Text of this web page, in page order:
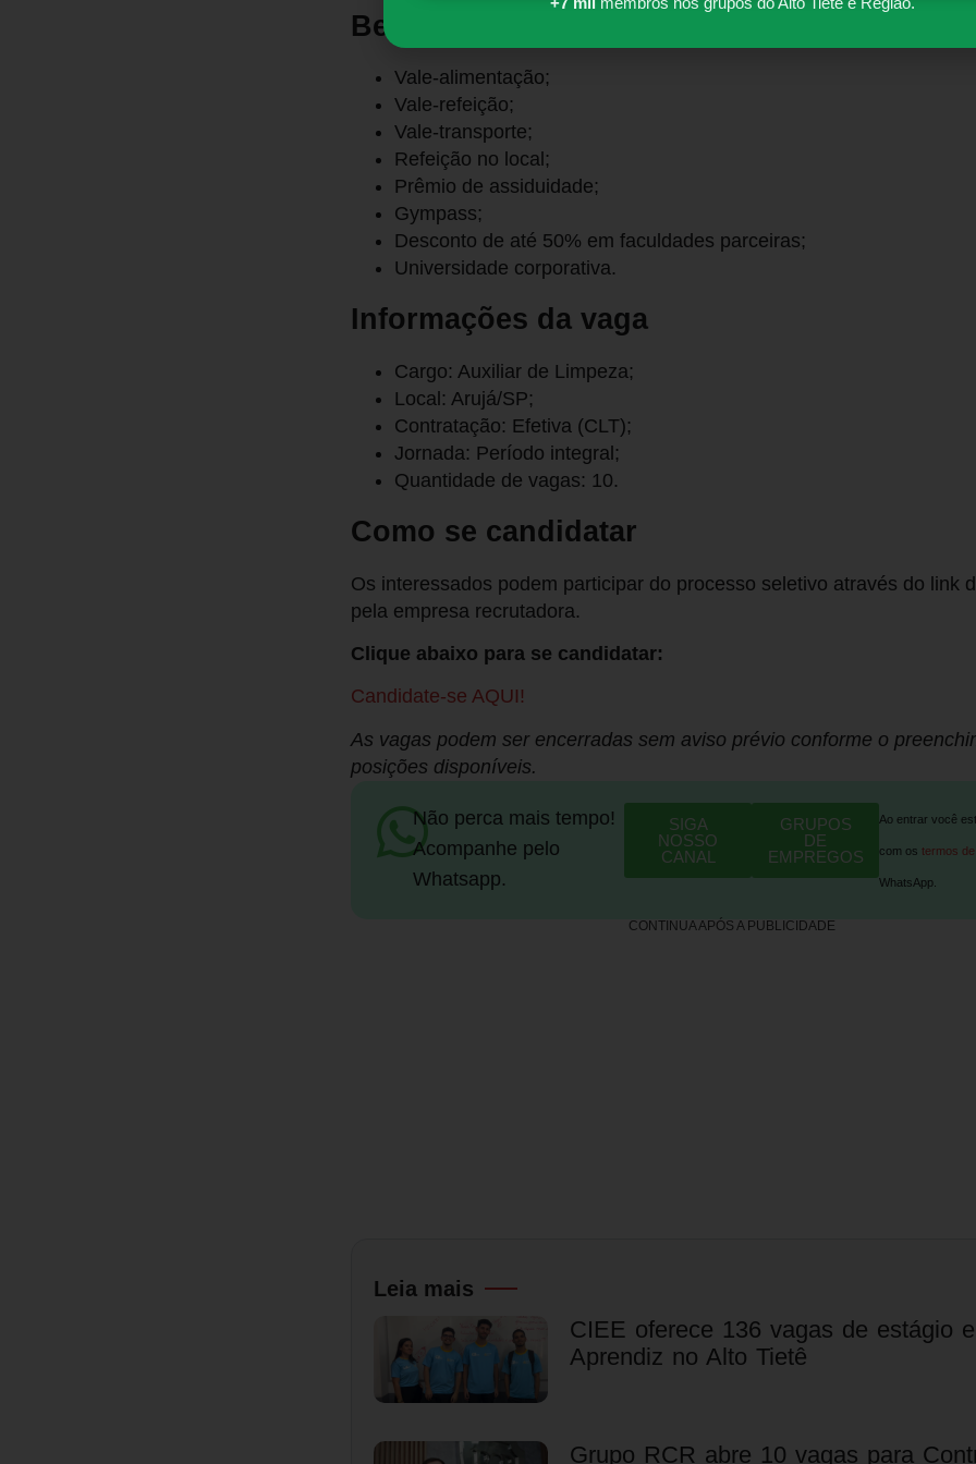
Benefícios
Vale-alimentação;
Vale-refeição;
Vale-transporte;
Refeição no local;
Prêmio de assiduidade;
Gympass;
Desconto de até 50% em faculdades parceiras;
Universidade corporativa.
Informações da vaga
Cargo: Auxiliar de Limpeza;
Local: Arujá/SP;
Contratação: Efetiva (CLT);
Jornada: Período integral;
Quantidade de vagas: 10.
Como se candidatar
Os interessados podem participar do processo seletivo através do link
pela empresa recrutadora.
Clique abaixo para se candidatar:
Candidate-se AQUI!
As vagas podem ser encerradas sem aviso prévio conforme o
posições disponíveis.
Não perca mais tempo!
Acompanhe pelo
Whatsapp.
SIGA
NOSSO
CANAL
GRUPOS
DE
EMPREGOS
Ao entrar você
com ostermos
WhatsApp.
CONTINUA APÓS A PUBLICIDADE
Leia mais
CIEE oferece 136 vagas de estágio
Aprendiz no Alto Tietê
Grupo RCR abre 10 vagas para